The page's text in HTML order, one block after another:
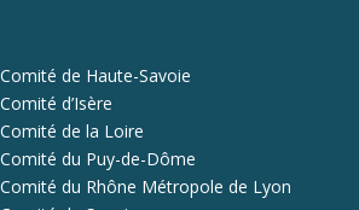
Comité de Haute-Savoie
Comité d’Isère
Comité de la Loire
Comité du Puy-de-Dôme
Comité du Rhône Métropole de Lyon